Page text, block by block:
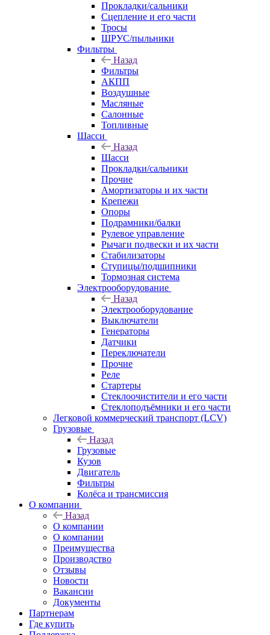
Прокладки/сальники
Сцепление и его части
Тросы
ШРУС/пыльники
Фильтры
Назад
Фильтры
АКПП
Воздушные
Масляные
Салонные
Топливные
Шасси
Назад
Шасси
Прокладки/сальники
Прочие
Амортизаторы и их части
Крепежи
Опоры
Подрамники/балки
Рулевое управление
Рычаги подвески и их части
Стабилизаторы
Ступицы/подшипники
Тормозная система
Электрооборудование
Назад
Электрооборудование
Выключатели
Генераторы
Датчики
Переключатели
Прочие
Реле
Стартеры
Стеклоочистители и его части
Стеклоподъёмники и его части
Легковой коммерческий транспорт (LCV)
Грузовые
Назад
Грузовые
Кузов
Двигатель
Фильтры
Колёса и трансмиссия
О компании
Назад
О компании
О компании
Преимущества
Производство
Отзывы
Новости
Вакансии
Документы
Партнерам
Где купить